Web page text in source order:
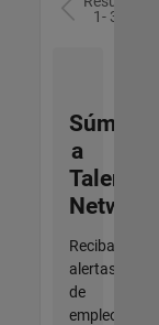
1- 3 de
Súmese
a
Talent
Network
Reciba
alertas
de
empleo